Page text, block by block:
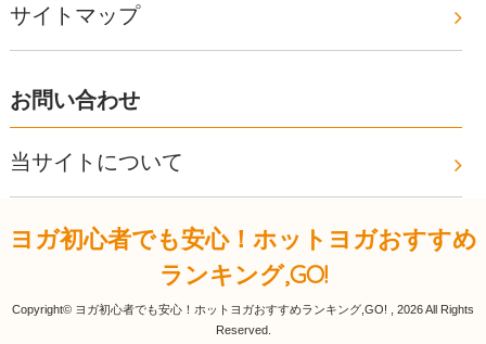
サイトマップ
お問い合わせ
当サイトについて
ヨガ初心者でも安心！ホットヨガおすすめ
ランキング,GO!
Copyright© ヨガ初心者でも安心！ホットヨガおすすめランキング,GO! , 2026 All Rights
Reserved.